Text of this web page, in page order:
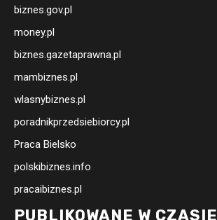
biznes.gov.pl
money.pl
biznes.gazetaprawna.pl
mambiznes.pl
wlasnybiznes.pl
poradnikprzedsiebiorcy.pl
Praca Bielsko
polskibiznes.info
pracaibiznes.pl
PUBLIKOWANE W CZASIE